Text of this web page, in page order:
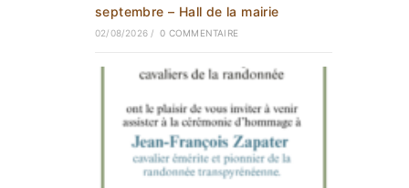
septembre – Hall de la mairie
02/08/2026 / 0 COMMENTAIRE